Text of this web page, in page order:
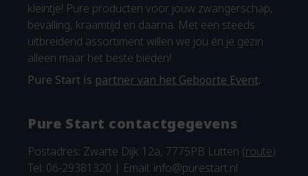
kleintje! Pure producten voor jouw zwangerschap,
bevalling, kraamtijd en daarna. Met een steeds
uitbreidend assortiment willen we jou én je gezin
alleen maar het beste bieden!
Pure Start is partner van het Geboorte Event.
Pure Start contactgegevens
Postadres: Zwarte Dijk 12a, 7775PB Lutten (route)
Tel: 06-29381320 | Email: info@purestart.nl